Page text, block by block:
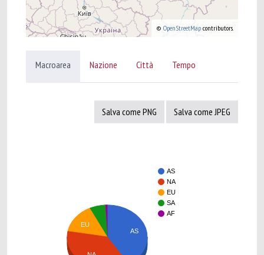
© OpenStreetMap contributors.
Macroarea Nazione Città Tempo
Salva come PNG Salva come JPEG
AS
NA
EU
SA
AF
AS
EU